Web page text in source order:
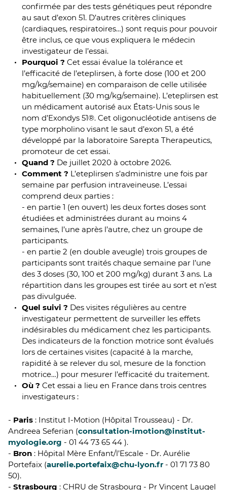
confirmée par des tests génétiques peut répondre
au saut d’exon 51. D’autres critères cliniques
(cardiaques, respiratoires…) sont requis pour pouvoir
être inclus, ce que vous expliquera le médecin
investigateur de l’essai.
Pourquoi ? Cet essai évalue la tolérance et
l’efficacité de l’eteplirsen, à forte dose (100 et 200
mg/kg/semaine) en comparaison de celle utilisée
habituellement (30 mg/kg/semaine). L’eteplirsen est
un médicament autorisé aux États-Unis sous le
nom d’Exondys 51®. Cet oligonucléotide antisens de
type morpholino visant le saut d’exon 51, a été
développé par la laboratoire Sarepta Therapeutics,
promoteur de cet essai.
Quand ? De juillet 2020 à octobre 2026.
Comment ? L’eteplirsen s’administre une fois par
semaine par perfusion intraveineuse. L’essai
comprend deux parties :
- en partie 1 (en ouvert) les deux fortes doses sont
étudiées et administrées durant au moins 4
semaines, l’une après l’autre, chez un groupe de
participants.
- en partie 2 (en double aveugle) trois groupes de
participants sont traités chaque semaine par l’une
des 3 doses (30, 100 et 200 mg/kg) durant 3 ans. La
répartition dans les groupes est tirée au sort et n’est
pas divulguée.
Quel suivi ? Des visites régulières au centre
investigateur permettent de surveiller les effets
indésirables du médicament chez les participants.
Des indicateurs de la fonction motrice sont évalués
lors de certaines visites (capacité à la marche,
rapidité à se relever du sol, mesure de la fonction
motrice…) pour mesurer l’efficacité du traitement.
Où ? Cet essai a lieu en France dans trois centres
investigateurs :
- Paris : Institut I-Motion (Hôpital Trousseau) - Dr.
Andreea Seferian (consultation-imotion@institut-
myologie.org - 01 44 73 65 44 ).
- Bron : Hôpital Mère Enfant/l’Escale - Dr. Aurélie
Portefaix (aurelie.portefaix@chu-lyon.fr - 01 71 73 80
50).
- Strasbourg : CHRU de Strasbourg - Pr Vincent Laugel